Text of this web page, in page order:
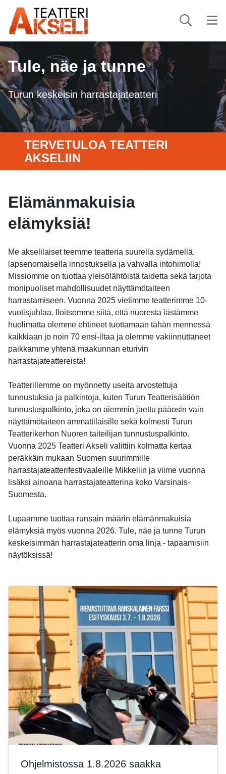
Tule, näe ja tunne
Turun keskeisin harrastajateatteri
TERVETULOA TEATTERI
AKSELIIN
Elämänmakuisia
elämyksiä!
Me akselilaiset teemme teatteria suurella sydämellä,
lapsenomaisella innostuksella ja vahvalla intohimolla!
Missiomme on tuottaa yleisölähtöistä taidetta sekä tarjota
monipuoliset mahdollisuudet näyttämötaiteen
harrastamiseen. Vuonna 2025 vietimme teatterimme 10-
vuotisjuhlaa. Iloitsemme siitä, että nuoresta iästämme
huolimatta olemme ehtineet tuottamaan tähän mennessä
kaikkiaan jo noin 70 ensi-iltaa ja olemme vakiinnuttaneet
paikkamme yhtenä maakunnan eturivin
harrastajateattereista!
Teatterillemme on myönnetty useita arvostettuja
tunnustuksia ja palkintoja, kuten Turun Teatterisäätiön
tunnustuspalkinto, joka on aiemmin jaettu pääosin vain
näyttämötaiteen ammattilaisille sekä kolmesti Turun
Teatterikerhon Nuoren taiteilijan tunnustuspalkinto.
Vuonna 2025 Teatteri Akseli valittiin kolmatta kertaa
peräkkäin mukaan Suomen suurimmille
harrastajateatterifestivaaleille Mikkeliin ja viime vuonna
lisäksi ainoana harrastajateatterina koko Varsinais-
Suomesta.
Lupaamme tuottaa runsain määrin elämänmakuisia
elämyksiä myös vuonna 2026. Tule, näe ja tunne Turun
keskeisimmän harrastajateatterin oma linja - tapaamisiin
näytöksissä!
Ohjelmistossa 1.8.2026 saakka